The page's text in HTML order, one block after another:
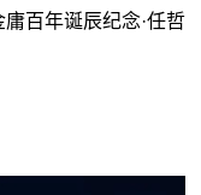
百年诞辰纪念·任哲